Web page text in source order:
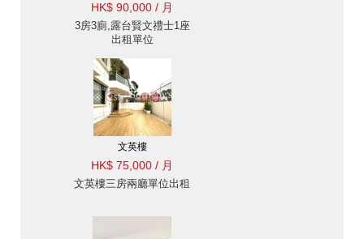
HK$ 90,000 / 月
3房3廁,露台賢文禮士1座
出租單位
文英樓
HK$ 75,000 / 月
文英樓三房兩廳單位出租